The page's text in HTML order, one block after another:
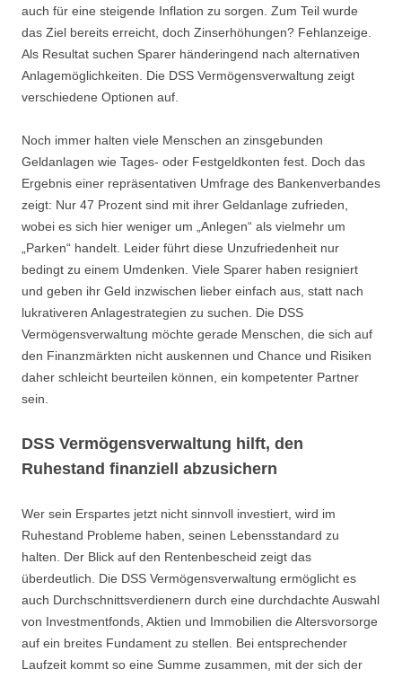
auch für eine steigende Inflation zu sorgen. Zum Teil wurde
das Ziel bereits erreicht, doch Zinserhöhungen? Fehlanzeige.
Als Resultat suchen Sparer händeringend nach alternativen
Anlagemöglichkeiten. Die DSS Vermögensverwaltung zeigt
verschiedene Optionen auf.
Noch immer halten viele Menschen an zinsgebunden
Geldanlagen wie Tages- oder Festgeldkonten fest. Doch das
Ergebnis einer repräsentativen Umfrage des Bankenverbandes
zeigt: Nur 47 Prozent sind mit ihrer Geldanlage zufrieden,
wobei es sich hier weniger um „Anlegen“ als vielmehr um
„Parken“ handelt. Leider führt diese Unzufriedenheit nur
bedingt zu einem Umdenken. Viele Sparer haben resigniert
und geben ihr Geld inzwischen lieber einfach aus, statt nach
lukrativeren Anlagestrategien zu suchen. Die DSS
Vermögensverwaltung möchte gerade Menschen, die sich auf
den Finanzmärkten nicht auskennen und Chance und Risiken
daher schleicht beurteilen können, ein kompetenter Partner
sein.
DSS Vermögensverwaltung hilft, den
Ruhestand finanziell abzusichern
Wer sein Erspartes jetzt nicht sinnvoll investiert, wird im
Ruhestand Probleme haben, seinen Lebensstandard zu
halten. Der Blick auf den Rentenbescheid zeigt das
überdeutlich. Die DSS Vermögensverwaltung ermöglicht es
auch Durchschnittsverdienern durch eine durchdachte Auswahl
von Investmentfonds, Aktien und Immobilien die Altersvorsorge
auf ein breites Fundament zu stellen. Bei entsprechender
Laufzeit kommt so eine Summe zusammen, mit der sich der